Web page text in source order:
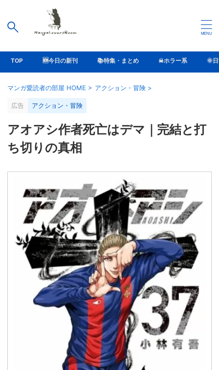
TOP 🆕今日の新刊 📚特集・まとめ ☠ホラー系 🌞
マンガ愛読者の部屋 HOME > アクション・冒険 >
広告 アクション・冒険
アオアシ作者死亡はデマ｜完結と打
ち切りの真相